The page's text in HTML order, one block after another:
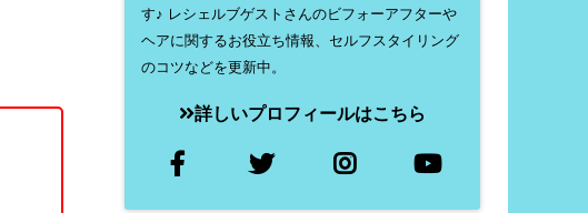
す♪ レシェルブゲストさんのビフォーアフターや
ヘアに関するお役立ち情報、セルフスタイリング
のコツなどを更新中。
詳しいプロフィールはこちら